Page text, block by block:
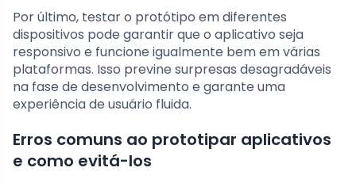
Por último, testar o protótipo em diferentes
dispositivos pode garantir que o aplicativo seja
responsivo e funcione igualmente bem em várias
plataformas. Isso previne surpresas desagradáveis
na fase de desenvolvimento e garante uma
experiência de usuário fluida.
Erros comuns ao prototipar aplicativos
e como evitá-los